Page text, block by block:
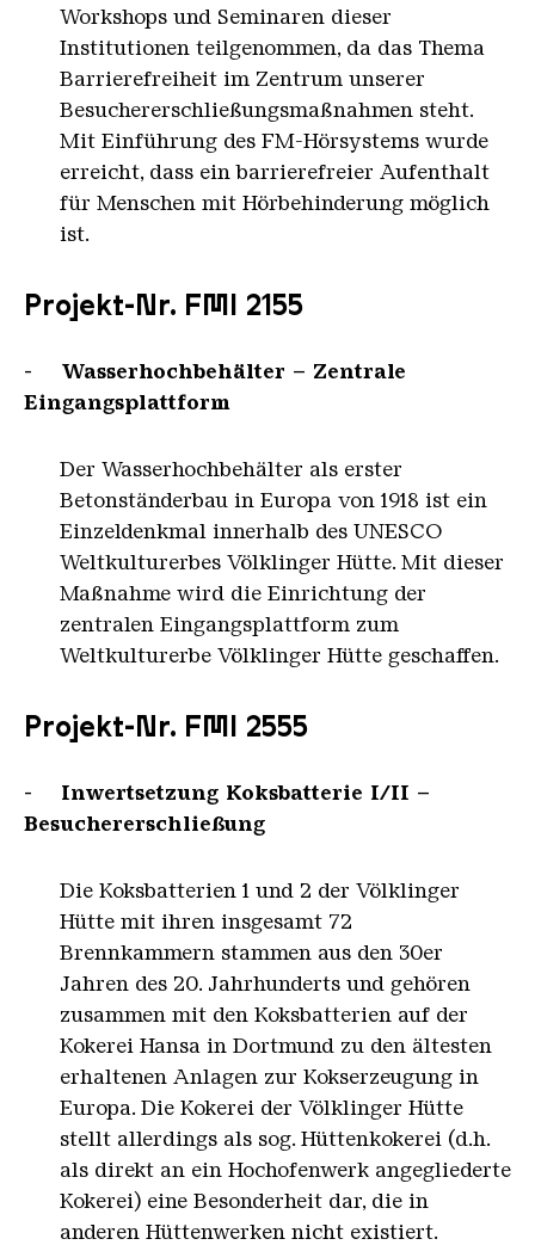
Workshops und Seminaren dieser
Institutionen teilgenommen, da das Thema
Barrierefreiheit im Zentrum unserer
Besuchererschließungsmaßnahmen steht.
Mit Einführung des FM-Hörsystems wurde
erreicht, dass ein barrierefreier Aufenthalt
für Menschen mit Hörbehinderung möglich
ist.
Projekt-Nr. FMI 2155
- Wasserhochbehälter – Zentrale
Eingangsplattform
Der Wasserhochbehälter als erster
Betonständerbau in Europa von 1918 ist ein
Einzeldenkmal innerhalb des UNESCO
Weltkulturerbes Völklinger Hütte. Mit dieser
Maßnahme wird die Einrichtung der
zentralen Eingangsplattform zum
Weltkulturerbe Völklinger Hütte geschaffen.
Projekt-Nr. FMI 2555
- Inwertsetzung Koksbatterie I/II –
Besuchererschließung
Die Koksbatterien 1 und 2 der Völklinger
Hütte mit ihren insgesamt 72
Brennkammern stammen aus den 30er
Jahren des 20. Jahrhunderts und gehören
zusammen mit den Koksbatterien auf der
Kokerei Hansa in Dortmund zu den ältesten
erhaltenen Anlagen zur Kokserzeugung in
Europa. Die Kokerei der Völklinger Hütte
stellt allerdings als sog. Hüttenkokerei (d.h.
als direkt an ein Hochofenwerk angegliederte
Kokerei) eine Besonderheit dar, die in
anderen Hüttenwerken nicht existiert.